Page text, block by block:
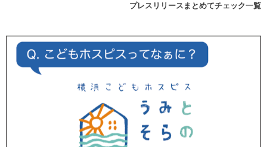
プレスリリースまとめてチェック一覧